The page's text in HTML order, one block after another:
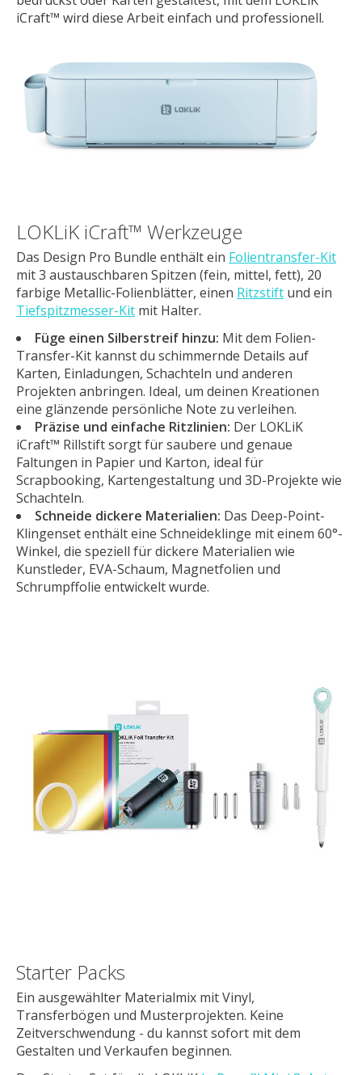
iCraft™ wird diese Arbeit einfach und professionell.
LOKLiK iCraft™ Werkzeuge
Das Design Pro Bundle enthält ein Folientransfer-Kit
mit 3 austauschbaren Spitzen (fein, mittel, fett), 20
farbige Metallic-Folienblätter, einen Ritzstift und ein
Tiefspitzmesser-Kit mit Halter.
Füge einen Silberstreif hinzu: Mit dem Folien-
Transfer-Kit kannst du schimmernde Details auf
Karten, Einladungen, Schachteln und anderen
Projekten anbringen. Ideal, um deinen Kreationen
eine glänzende persönliche Note zu verleihen.
Präzise und einfache Ritzlinien: Der LOKLiK
iCraft™ Rillstift sorgt für saubere und genaue
Faltungen in Papier und Karton, ideal für
Scrapbooking, Kartengestaltung und 3D-Projekte wie
Schachteln.
Schneide dickere Materialien: Das Deep-Point-
Klingenset enthält eine Schneideklinge mit einem 60°-
Winkel, die speziell für dickere Materialien wie
Kunstleder, EVA-Schaum, Magnetfolien und
Schrumpffolie entwickelt wurde.
Starter Packs
Ein ausgewählter Materialmix mit Vinyl,
Transferbögen und Musterprojekten. Keine
Zeitverschwendung - du kannst sofort mit dem
Gestalten und Verkaufen beginnen.